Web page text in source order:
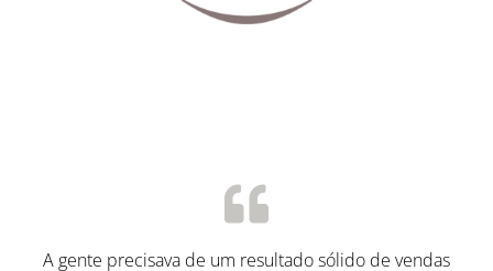
A gente precisava de um resultado sólido de vendas